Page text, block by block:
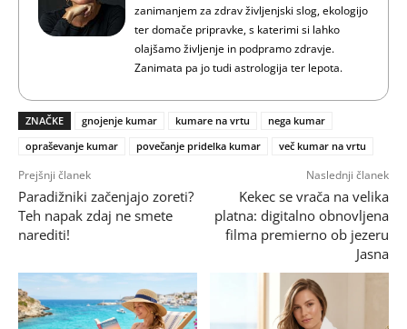
zanimanjem za zdrav življenjski slog, ekologijo
ter domače pripravke, s katerimi si lahko
olajšamo življenje in podpramo zdravje.
Zanimata pa jo tudi astrologija ter lepota.
ZNAČKE gnojenje kumar kumare na vrtu
nega kumar
opraševanje kumar
povečanje pridelka kumar več kumar na vrtu
Prejšnji članek
Paradižniki začenjajo zoreti?
Teh napak zdaj ne smete
narediti!
Naslednji članek
Kekec se vrača na velika
platna: digitalno obnovljena
filma premierno ob jezeru
Jasna